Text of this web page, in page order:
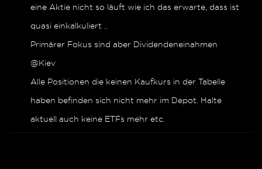
eine Aktie nicht so läuft wie ich das erwarte, dass ist
quasi einkalkuliert ..
Primärer Fokus sind aber Dividendeneinahmen
@Kiev
Alle Positionen die keinen Kaufkurs in der Tabelle
haben befinden sich nicht mehr im Depot. Halte
aktuell auch keine ETFs mehr etc.